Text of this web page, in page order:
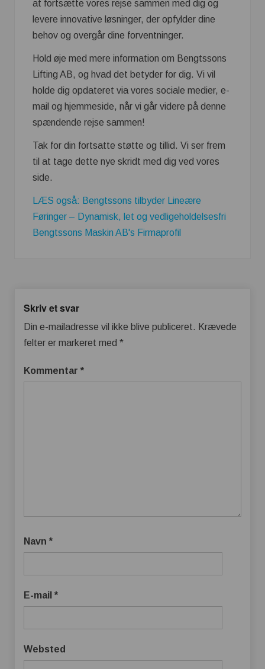
at fortsætte vores rejse sammen med dig og
levere innovative løsninger, der opfylder dine
behov og overgår dine forventninger.
Hold øje med mere information om Bengtssons
Lifting AB, og hvad det betyder for dig. Vi vil
holde dig opdateret via vores sociale medier, e-
mail og hjemmeside, når vi går videre på denne
spændende rejse sammen!
Tak for din fortsatte støtte og tillid. Vi ser frem
til at tage dette nye skridt med dig ved vores
side.
LÆS også: Bengtssons tilbyder Lineære
Føringer – Dynamisk, let og vedligeholdelsesfri
Bengtssons Maskin AB's Firmaprofil
Skriv et svar
Din e-mailadresse vil ikke blive publiceret. Krævede
felter er markeret med *
Kommentar *
Navn *
E-mail *
Websted